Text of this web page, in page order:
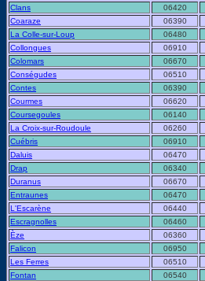
Clans
06420
Coaraze
06390
La Colle-sur-Loup
06480
Collongues
06910
Colomars
06670
Conségudes
06510
Contes
06390
Courmes
06620
Coursegoules
06140
La Croix-sur-Roudoule
06260
Cuébris
06910
Daluis
06470
Drap
06340
Duranus
06670
Entraunes
06470
L'Escarène
06440
Escragnolles
06460
Èze
06360
Falicon
06950
Les Ferres
06510
Fontan
06540